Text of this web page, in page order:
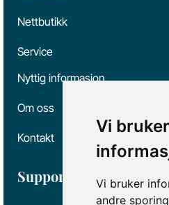
Vi bruker
Vi bruker
andre
Nettbutikk
Service
Nyttig informasjon
Om oss
Kontakt
Support